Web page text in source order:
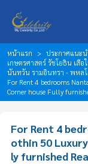
หน้าแรก
ประกาศแนะน
เกษตรศาสตร์ รัชโยธิน เสื
นันทวัน รามอินทรา - พหล
For Rent 4 bedrooms
Corner house Fully
For Rent 4
othin 50
ly furnished